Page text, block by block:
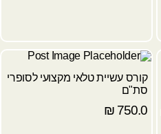
קורס עשיית טלאי מקצועי לסופרי
סת"ם
750.0
₪